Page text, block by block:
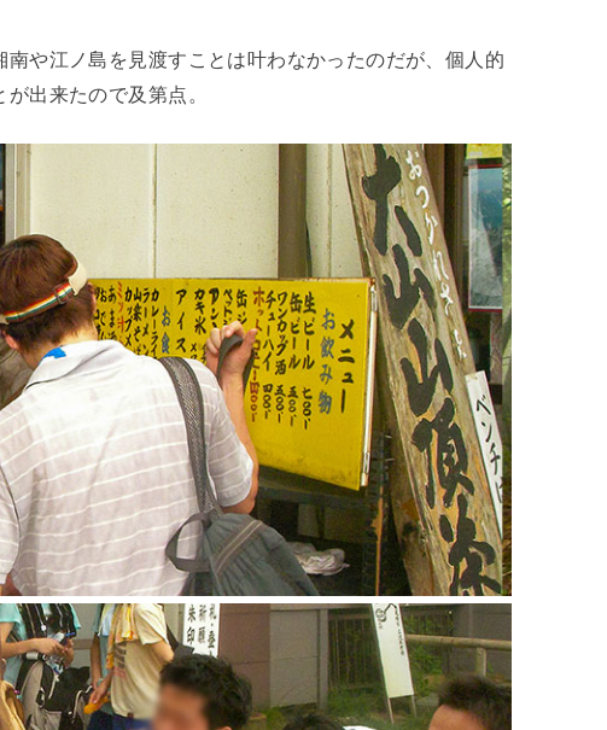
や江ノ島を見渡すことは叶わなかったのだが、個人的
出来たので及第点。